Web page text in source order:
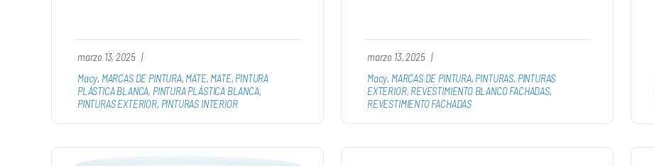
marzo 13, 2025 |
Macy, MARCAS DE PINTURA, MATE, MATE, PINTURA
PLÁSTICA BLANCA, PINTURA PLÁSTICA BLANCA,
PINTURAS EXTERIOR, PINTURAS INTERIOR
marzo 13, 2025 |
Macy, MARCAS DE PINTURA, PINTURAS, PINTURAS
EXTERIOR, REVESTIMIENTO BLANCO FACHADAS,
REVESTIMIENTO FACHADAS